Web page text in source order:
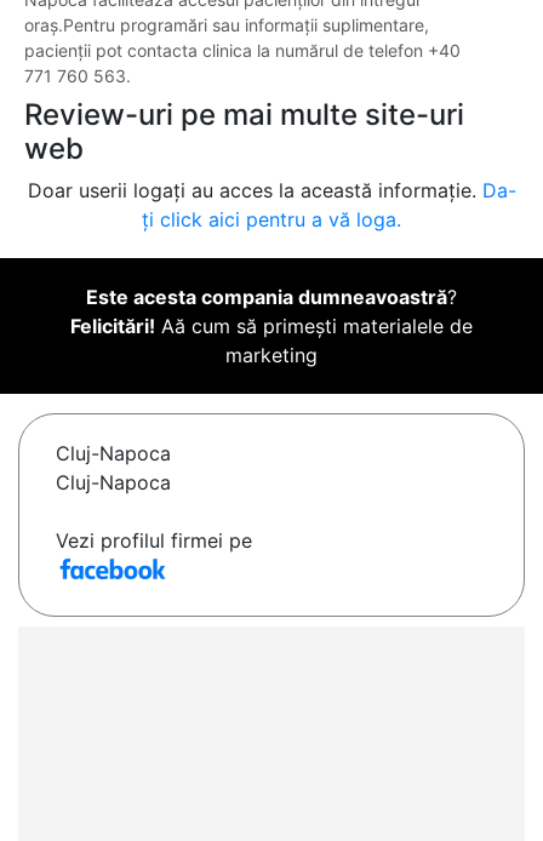
oraș.Pentru programări sau informații suplimentare,
pacienții pot contacta clinica la numărul de telefon +40
771 760 563.
Review-uri pe mai multe site-uri
web
Doar userii logați au acces la această informație. Da-
ți click aici pentru a vă loga.
Este acesta compania dumneavoastră?
Felicitări! Aă cum să primești materialele de
marketing
Cluj-Napoca
Cluj-Napoca
Vezi profilul firmei pe